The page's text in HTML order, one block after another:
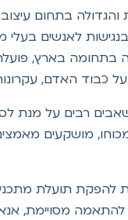
לאנשים
בתחומה בארץ,
כבוד האדם, עקרונות
על מנת לספק
ולתקנות שהותקנו
להפקת תועלת
אנא פנו לרכז